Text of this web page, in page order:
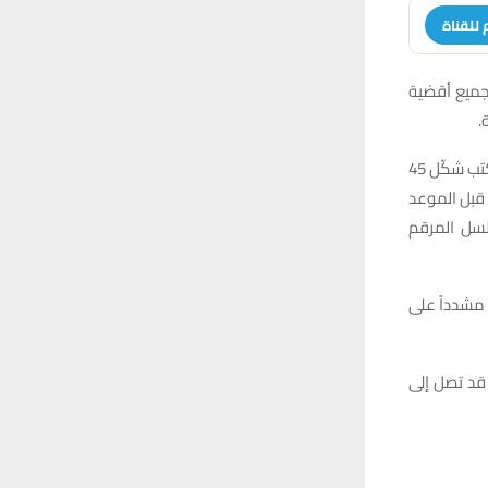
للقناة
أقضية
وقال مدير إعلام مكتب مفوضية ذي قار، رائد عزيز، في تصريح لشبكة أخبار الناصرية، إن المكتب شكّل 45
قبل الموعد
المرقم
مشدداً على
تصل إلى